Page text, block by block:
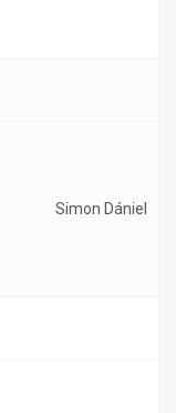
Simon Dániel